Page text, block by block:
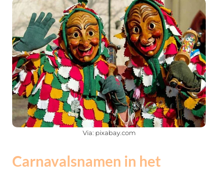
Via: pixabay.com
Carnavalsnamen in het